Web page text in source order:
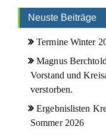
Neuste Beiträge
Termine Winter
Magnus
Vorstand und
verstorben.
Ergebnislisten
Sommer 2026